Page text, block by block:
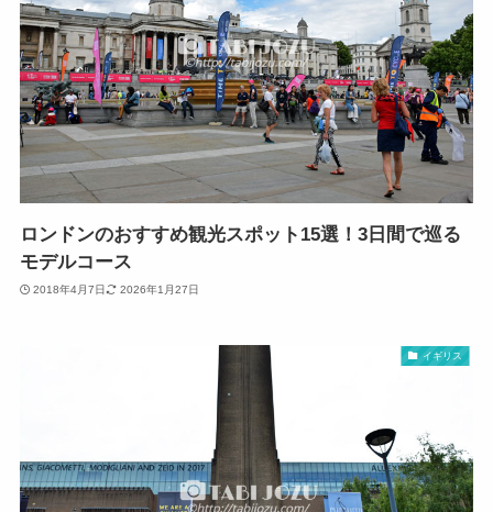
ロンドンのおすすめ観光スポット15選！3日間で巡る
モデルコース
2018年4月7日 2026年1月27日
イギリス